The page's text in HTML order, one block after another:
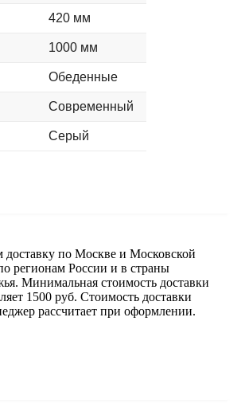
420 мм
1000 мм
Обеденные
Современный
Серый
по Москве и Московской
регионам России и в страны
Минимальная стоимость доставки
1500 руб. Стоимость доставки
рассчитает при оформлении.